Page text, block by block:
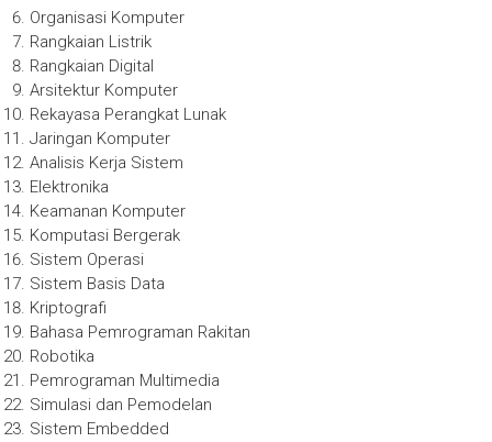
Organisasi Komputer
Rangkaian Listrik
Rangkaian Digital
Arsitektur Komputer
Rekayasa Perangkat Lunak
Jaringan Komputer
Analisis Kerja Sistem
Elektronika
Keamanan Komputer
Komputasi Bergerak
Sistem Operasi
Sistem Basis Data
Kriptografi
Bahasa Pemrograman Rakitan
Robotika
Pemrograman Multimedia
Simulasi dan Pemodelan
Sistem Embedded